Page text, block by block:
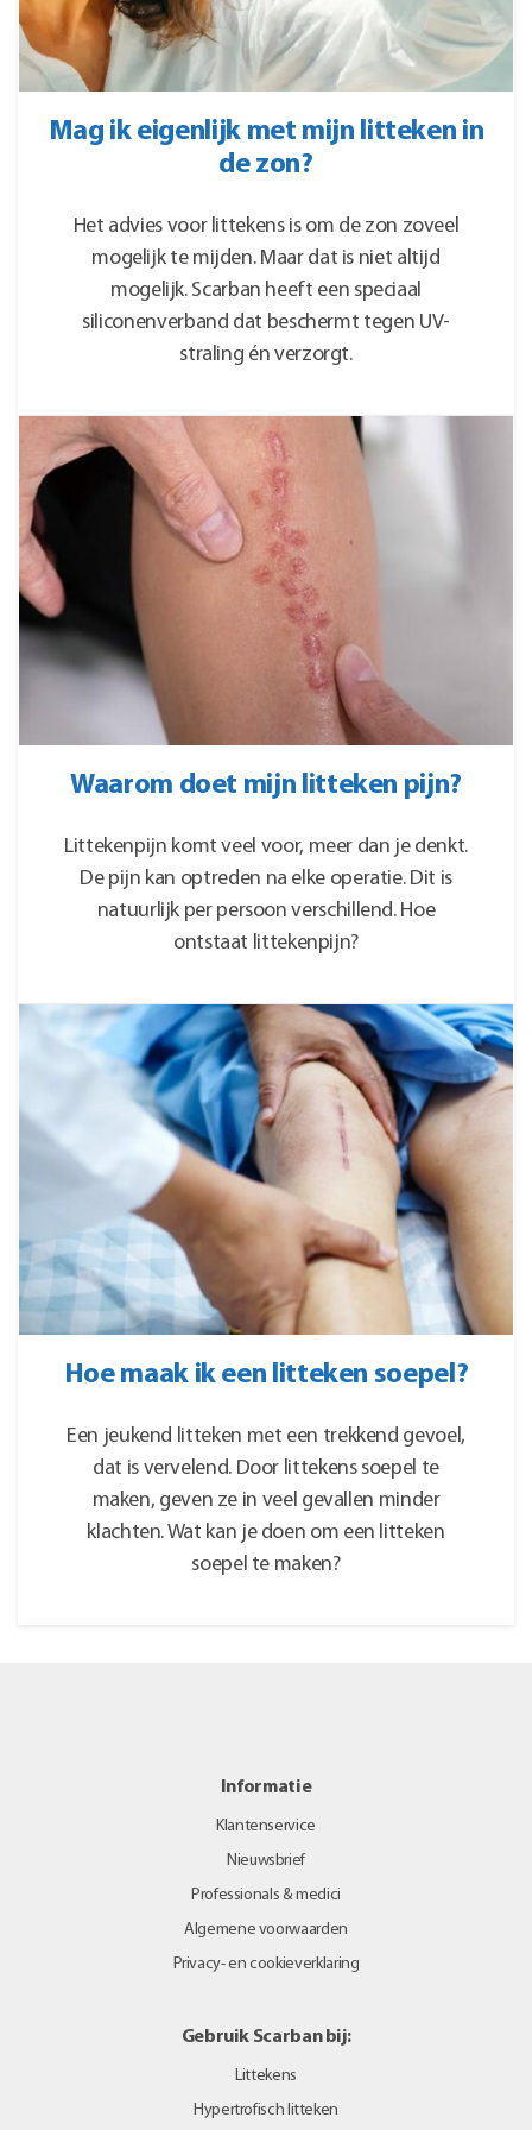
Mag ik eigenlijk met mijn litteken in
de zon?
Het advies voor littekens is om de zon zoveel
mogelijk te mijden. Maar dat is niet altijd
mogelijk. Scarban heeft een speciaal
siliconenverband dat beschermt tegen UV-
straling én verzorgt.
Waarom doet mijn litteken pijn?
Littekenpijn komt veel voor, meer dan je denkt.
De pijn kan optreden na elke operatie. Dit is
natuurlijk per persoon verschillend. Hoe
ontstaat littekenpijn?
Hoe maak ik een litteken soepel?
Een jeukend litteken met een trekkend gevoel,
dat is vervelend. Door littekens soepel te
maken, geven ze in veel gevallen minder
klachten. Wat kan je doen om een litteken
soepel te maken?
Informatie
Klantenservice
Nieuwsbrief
Professionals & medici
Algemene voorwaarden
Privacy- en cookieverklaring
Gebruik Scarban bij:
Littekens
Hypertrofisch litteken